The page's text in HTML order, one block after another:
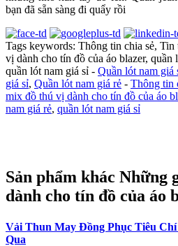
bạn đã sẵn sàng đi quẩy rồi
Tags keywords: Thông tin chia sẻ,
vị dành cho tín đồ của áo blazer, quần
quần lót nam giá sỉ - Quần lót nam giá
giá sỉ, Quần lót nam giá rẻ - Thông tin
mix đồ thú vị dành cho tín đồ của áo
nam giá rẻ, quần lót nam giá sỉ
Sản phẩm khác Những
dành cho tín đồ của áo
Vải Thun May Đồng Phục Tiêu
Qua